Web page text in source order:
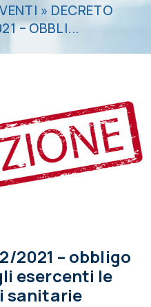
» DECRETO
– OBBLI...
2021 – obbligo
esercenti le
sanitarie